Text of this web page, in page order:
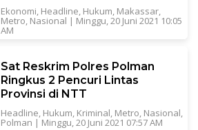
Ekonomi, Headline, Hukum, Makassar,
Metro, Nasional | Minggu, 20 Juni 2021 10:05
AM
Sat Reskrim Polres Polman
Ringkus 2 Pencuri Lintas
Provinsi di NTT
Headline, Hukum, Kriminal, Metro, Nasional,
Polman | Minggu, 20 Juni 2021 07:57 AM